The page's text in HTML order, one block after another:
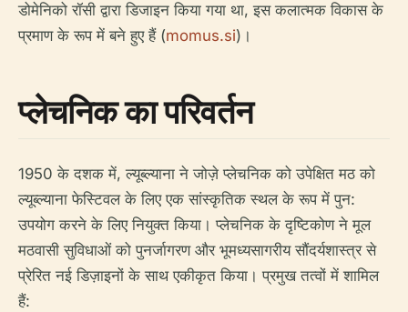
डोमेनिको रॉसी द्वारा डिजाइन किया गया था, इस कलात्मक विकास के
प्रमाण के रूप में बने हुए हैं (momus.si)।
प्लेचनिक का परिवर्तन
1950 के दशक में, ल्यूब्ल्याना ने जोज़े प्लेचनिक को उपेक्षित मठ को
ल्यूब्ल्याना फेस्टिवल के लिए एक सांस्कृतिक स्थल के रूप में पुन:
उपयोग करने के लिए नियुक्त किया। प्लेचनिक के दृष्टिकोण ने मूल
मठवासी सुविधाओं को पुनर्जागरण और भूमध्यसागरीय सौंदर्यशास्त्र से
प्रेरित नई डिज़ाइनों के साथ एकीकृत किया। प्रमुख तत्वों में शामिल
हैं: